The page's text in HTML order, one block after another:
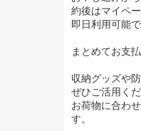
約後はマイペ
即日利用可能
まとめてお支
収納グッズや
ぜひご活用くだ
お荷物に合わ
す。